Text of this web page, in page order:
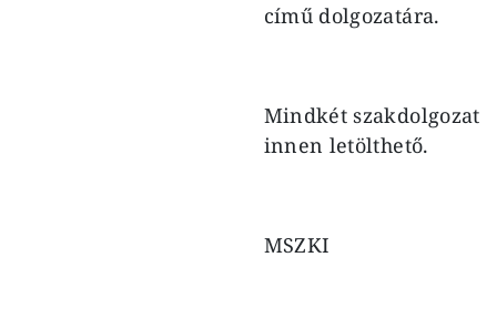
című dolgozatára.
Mindkét szakdolgozat
innen letölthető.
MSZKI